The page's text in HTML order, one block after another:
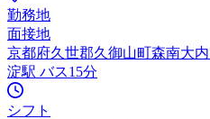
勤務地
面接地
京都府久世郡久御山町森南大
淀駅 バス15分
シフト